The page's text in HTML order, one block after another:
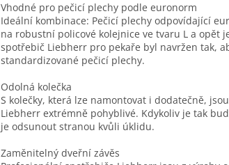
Vhodné pro pečicí plechy podle euronorm
Ideální kombinace: Pečicí plechy odpovídající
na robustní policové kolejnice ve tvaru L a opět
spotřebič Liebherr pro pekaře byl navržen tak,
standardizované pečicí plechy.
Odolná kolečka
S kolečky, která lze namontovat i dodatečně,
Liebherr extrémně pohyblivé. Kdykoliv je tak
je odsunout stranou kvůli úklidu.
Zaměnitelný dveřní závěs